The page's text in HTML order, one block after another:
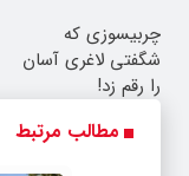
چربیسوزی که
شگفتی لاغری آسان
را رقم زد!
مطالب مرتبط